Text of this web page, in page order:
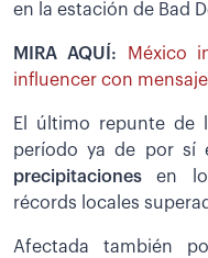
en la estación de Bad
MIRA AQUÍ: México
influencer con
El último repunte de
período ya de por sí
precipitacionesen
récords locales
Afectada también